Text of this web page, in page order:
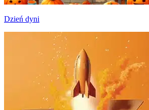
Dzień dyni